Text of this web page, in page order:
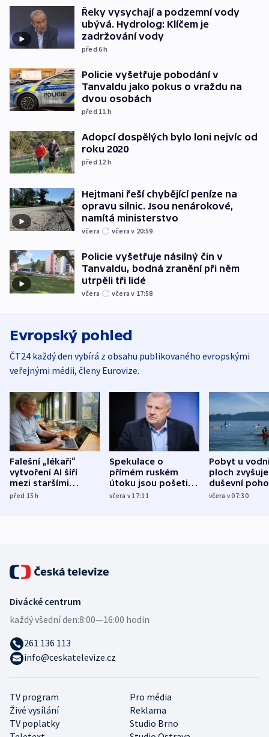
Řeky vysychají a podzemní vody
ubývá. Hydrolog: Klíčem je
zadržování vody
před 6h
Policie vyšetřuje pobodání v
Tanvaldu jako pokus o vraždu na
dvou osobách
před 11 h
Adopcí dospělých bylo loni nejvíc od
roku 2020
před 12 h
Hejtmani řeší chybějící peníze na
opravu silnic. Jsou nenárokové,
namítá ministerstvo
včera včera v 20:59
Policie vyšetřuje násilný čin v
Tanvaldu, bodná zranění při něm
utrpěli tři lidé
včera včera v 17:58
Evropský pohled
ČT24 každý den vybírá z obsahu publikovaného evropskými
veřejnými médii, členy Eurovize.
Falešní „lékaři“
vytvoření AI šíří
mezi staršími
Poláky nebezpečné
před 15h
Spekulace o
přímém ruském
útoku jsou pošetilé,
míní estonský
včera v 17:11
Pobyt u
ploch zvyšuje
duševní
ukázala
včera v 07:30
TV program
Pro média
Živé vysílání
Reklama
TV poplatky
Studio Brno
Divácké centrum
každý všední den:8:00—16:00 hodin
261 136 113
info@ceskatelevize.cz